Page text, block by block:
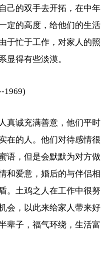
己的双手去开拓，在中年
定的高度，给他们的生活
于忙于工作，对家人的照
显得有些淡漠。
1969)
真诚充满善意，他们平时
在的人。他们对待感情很
语，但是会默默为对方做
和爱意，婚后的与伴侣相
。土鸡之人在工作中很努
会，以此来给家人带来好
辈子，福气环绕，生活富